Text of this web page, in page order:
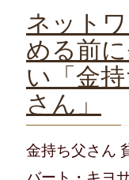
ネット
める前
い「金
さん」
金持ち父さん